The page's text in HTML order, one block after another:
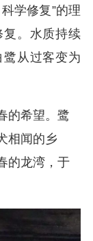
学修复”的理
。水质持续
从过客变为
的希望。鹭
相闻的乡
的龙湾，于